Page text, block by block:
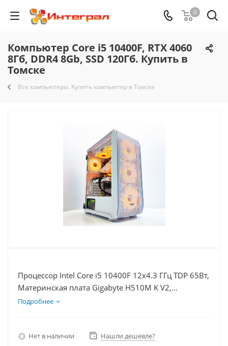
0
Компьютер Core i5 10400F, RTX 4060
8Гб, DDR4 8Gb, SSD 120Гб. Купить в
Томске
Все компьютеры. Купить компьютер в Томске
Процессор Intel Core i5 10400F 12x4.3 ГГц TDP 65Вт,
Материнская плата Gigabyte H510M K V2,
Видеокарта RTX 4060 8Гб, Память DDR4 8Gb,
Подробнее
Нет в наличии Нашли дешевле?